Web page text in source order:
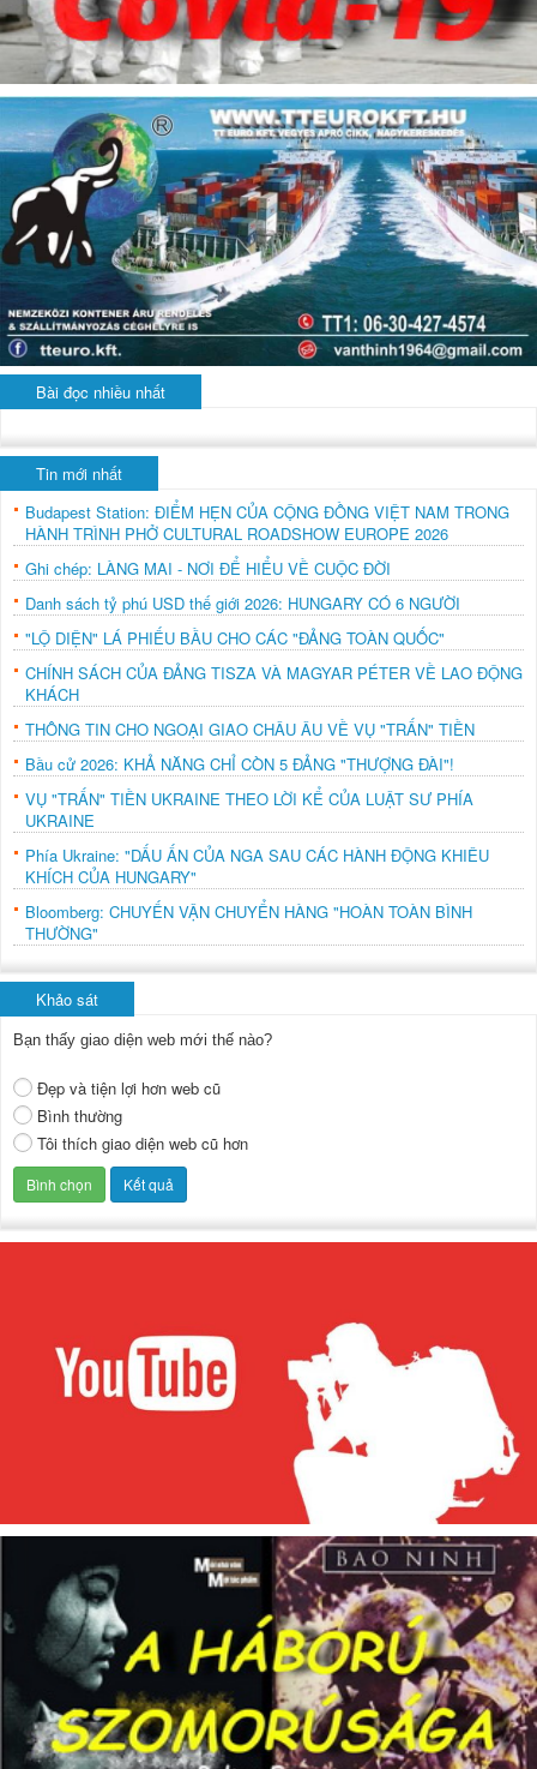
Bài đọc nhiều nhất
Tin mới nhất
Budapest Station: ĐIỂM HẸN CỦA CỘNG ĐỒNG VIỆT NAM TRONG
HÀNH TRÌNH PHỞ CULTURAL ROADSHOW EUROPE 2026
Ghi chép: LÀNG MAI - NƠI ĐỂ HIỂU VỀ CUỘC ĐỜI
Danh sách tỷ phú USD thế giới 2026: HUNGARY CÓ 6 NGƯỜI
"LỘ DIỆN" LÁ PHIẾU BẦU CHO CÁC "ĐẢNG TOÀN QUỐC"
CHÍNH SÁCH CỦA ĐẢNG TISZA VÀ MAGYAR PÉTER VỀ LAO ĐỘNG
KHÁCH
THÔNG TIN CHO NGOẠI GIAO CHÂU ÂU VỀ VỤ "TRẤN" TIỀN
Bầu cử 2026: KHẢ NĂNG CHỈ CÒN 5 ĐẢNG "THƯỢNG ĐÀI"!
VỤ "TRẤN" TIỀN UKRAINE THEO LỜI KỂ CỦA LUẬT SƯ PHÍA
UKRAINE
Phía Ukraine: "DẤU ẤN CỦA NGA SAU CÁC HÀNH ĐỘNG KHIÊU
KHÍCH CỦA HUNGARY"
Bloomberg: CHUYẾN VẬN CHUYỂN HÀNG "HOÀN TOÀN BÌNH
THƯỜNG"
Khảo sát
Bạn thấy giao diện web mới thế nào?
Đẹp và tiện lợi hơn web cũ
Bình thường
Tôi thích giao diện web cũ hơn